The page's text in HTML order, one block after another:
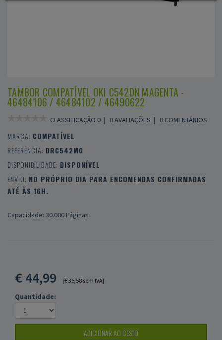
TAMBOR COMPATÍVEL OKI C542DN MAGENTA -
46484106 / 46484102 / 46490622
CLASSIFICAÇÃO 0 | 0 AVALIAÇÕES | 0 COMENTÁRIOS
MARCA: COMPATÍVEL
REFERÊNCIA: DRC542MG
DISPONIBILIDADE: DISPONÍVEL
ENVIO: NO PRÓPRIO DIA PARA ENCOMENDAS CONFIRMADAS
ATÉ ÀS 16H.
Capacidade: 30.000 Páginas
€44,99 [€ 36,58 sem IVA]
Quantidade:
ADICIONAR AO CESTO